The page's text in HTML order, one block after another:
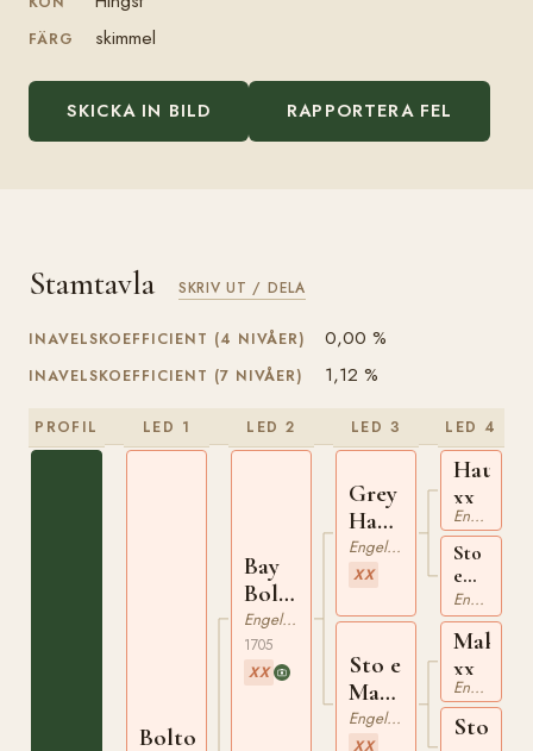
FÄRG skimmel
SKICKA IN BILD RAPPORTERA FEL
Stamtavla SKRIV UT / DELA
INAVELSKOEFFICIENT (4 NIVÅER) 0,00 %
INAVELSKOEFFICIENT (7 NIVÅER) 1,12 %
PROFIL LED 1
Bolton
LED 2
Bay
Bolton
xx
Engelskt Fullblod
1705
XX
LED 3
Grey
Hautboy
xx
Engelskt Fullblod
XX
Sto e
Makeless
xx
Engelskt Fullblod
XX
LED 4
xx
Engelskt Fullblod
Sto
e
Natural
Barb
xx
Engelskt Fullblod
xx
Engelskt Fullblod
Sto